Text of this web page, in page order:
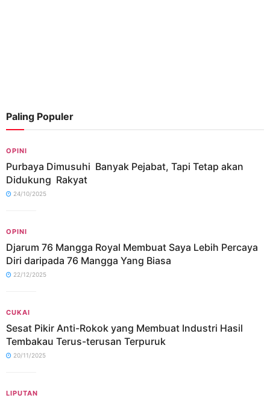
Paling Populer
OPINI
Purbaya Dimusuhi Banyak Pejabat, Tapi Tetap akan
Didukung Rakyat
24/10/2025
OPINI
Djarum 76 Mangga Royal Membuat Saya Lebih Percaya
Diri daripada 76 Mangga Yang Biasa
22/12/2025
CUKAI
Sesat Pikir Anti-Rokok yang Membuat Industri Hasil
Tembakau Terus-terusan Terpuruk
20/11/2025
LIPUTAN